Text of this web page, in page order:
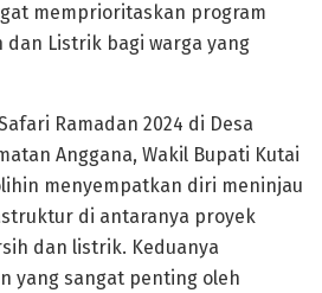
memprioritaskan program
Listrik bagi warga yang
Ramadan 2024 di Desa
Anggana, Wakil Bupati Kutai
menyempatkan diri meninjau
di antaranya proyek
dan listrik. Keduanya
yang sangat penting oleh